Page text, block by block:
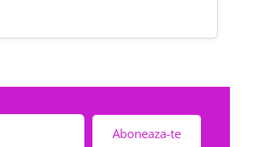
Aboneaza-te